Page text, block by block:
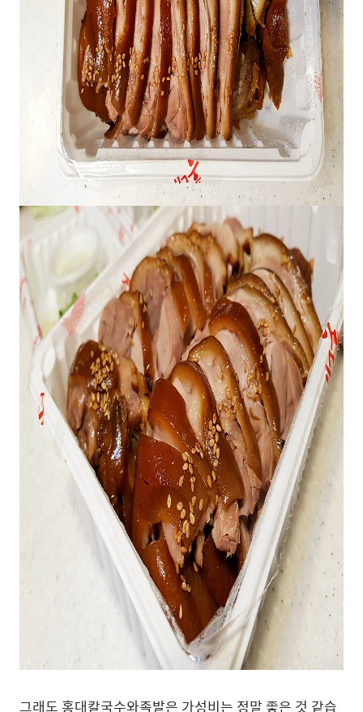
그래도 홍대칼국수와족발은 가성비는 정말 좋은 것 같습